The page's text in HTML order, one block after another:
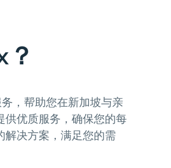
，帮助您在新加坡与亲
供优质服务，确保您的每
解决方案，满足您的需